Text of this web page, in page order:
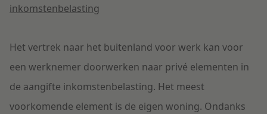
inkomstenbelasting
Het vertrek naar het buitenland voor werk kan voor
een werknemer doorwerken naar privé elementen in
de aangifte inkomstenbelasting. Het meest
voorkomende element is de eigen woning. Ondanks